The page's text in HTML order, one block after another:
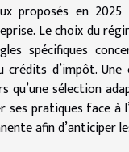
proposés en
Le choix du
spécifiques
crédits d’impôt.
qu’une sélection
pratiques face à
afin